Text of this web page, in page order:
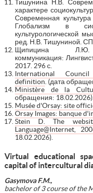
Тишунина Н.В.
характере
Современная
Глобализм в
культурологической
ред. Н.В. Тишуниной.
Щипицина Л.Ю.
коммуникация:
2017. 296 с.
International
definition . (дата
Ministère de la
обращения: 18.02.2026).
Musée d'Orsay: site
Orsay Images: banque
Stein D. The
Language@Internet,
18.02.2026).
Virtual educational
capital of intercultural
Gasymova F.M.,
bachelorof 3 course of the